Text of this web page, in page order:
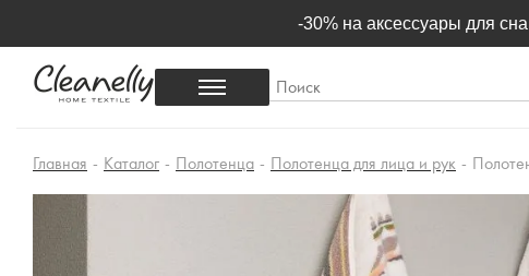
-30% на аксессуары для
Главная - Каталог - Полотенца - Полотенца для лица и рук -